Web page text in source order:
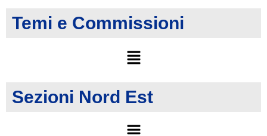
Temi e Commissioni
Sezioni Nord Est